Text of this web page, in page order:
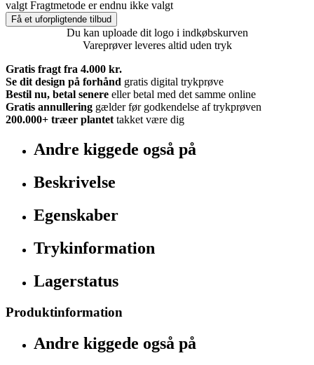
valgt Fragtmetode er endnu ikke valgt
Få et uforpligtende tilbud
Du kan uploade dit logo i indkøbskurven
Vareprøver leveres altid uden tryk
Gratis fragt fra 4.000 kr.
Se dit design på forhånd gratis digital trykprøve
Bestil nu, betal senere eller betal med det samme online
Gratis annullering gælder før godkendelse af trykprøven
200.000+ træer plantet takket være dig
Andre kiggede også på
Beskrivelse
Egenskaber
Trykinformation
Lagerstatus
Produktinformation
Andre kiggede også på